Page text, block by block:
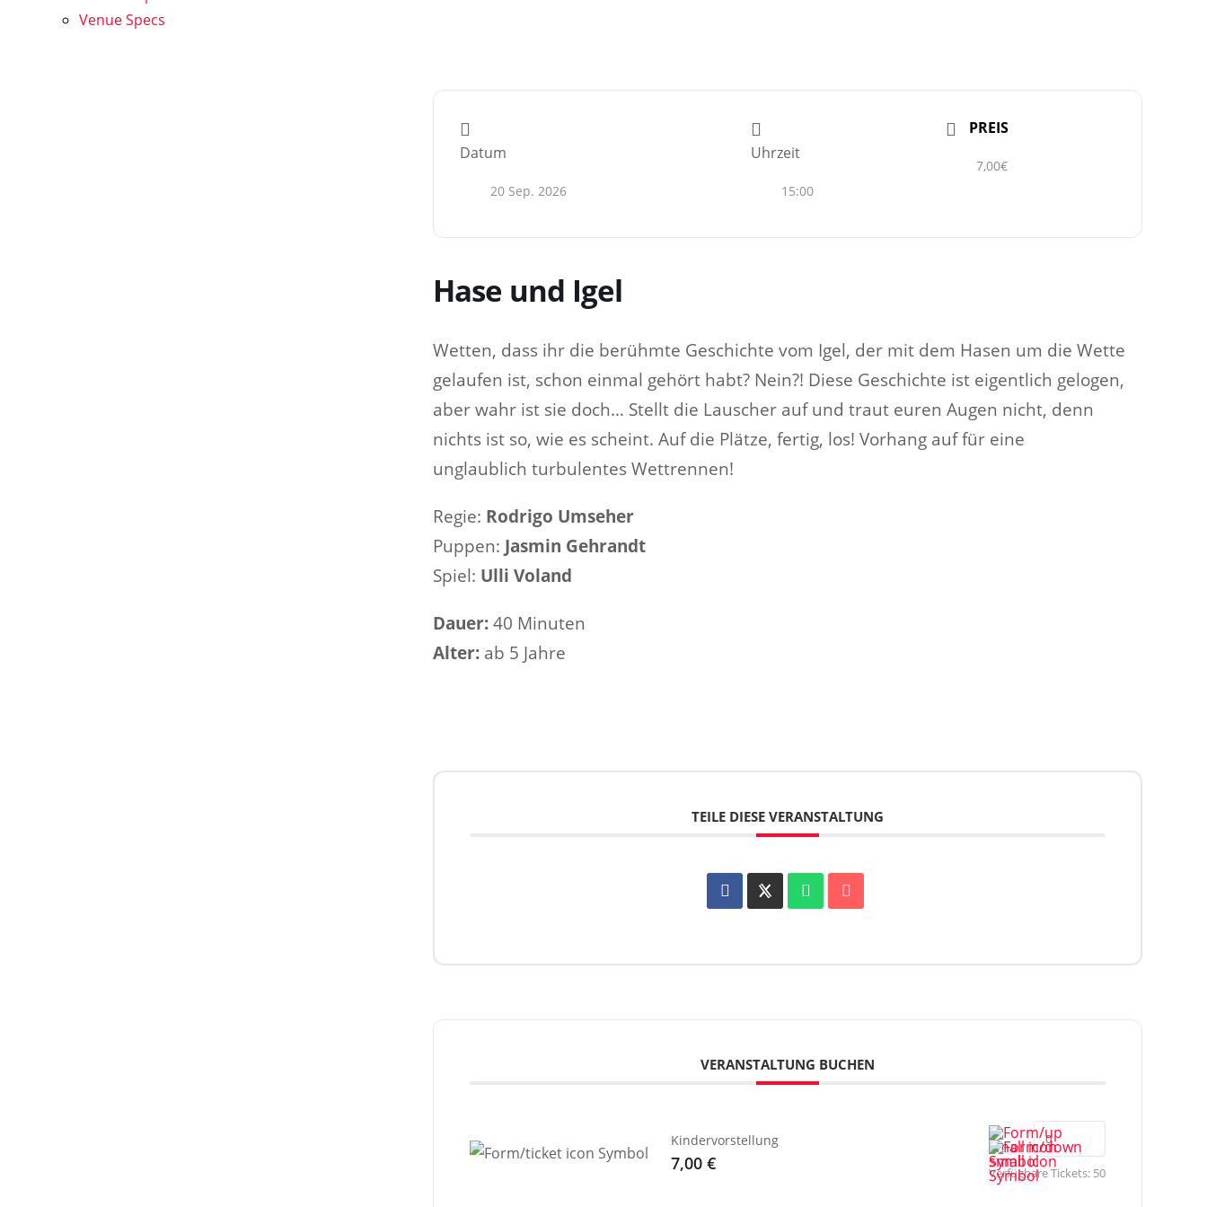
Venue Specs
Datum
20 Sep. 2026
Uhrzeit
15:00
PREIS
7,00€
Hase und Igel
Wetten, dass ihr die berühmte Geschichte vom Igel, der mit dem Hasen um die Wette
gelaufen ist, schon einmal gehört habt? Nein?! Diese Geschichte ist eigentlich gelogen,
aber wahr ist sie doch… Stellt die Lauscher auf und traut euren Augen nicht, denn
nichts ist so, wie es scheint. Auf die Plätze, fertig, los! Vorhang auf für eine
unglaublich turbulentes Wettrennen!
Regie: Rodrigo Umseher
Puppen: Jasmin Gehrandt
Spiel: Ulli Voland
Dauer: 40 Minuten
Alter: ab 5 Jahre
TEILE DIESE VERANSTALTUNG
VERANSTALTUNG BUCHEN
Kindervorstellung
7,00 € Verfügbare Tickets: 50